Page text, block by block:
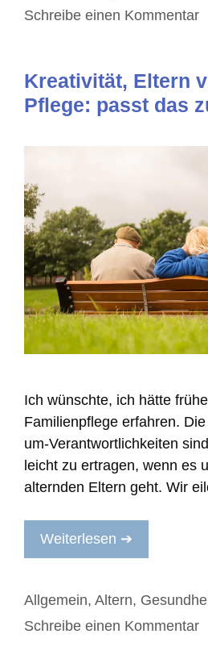
Schreibe einen Kommentar
Kreativität, Eltern
Pflege: passt das
Ich wünschte, ich hätte
Familienpflege erfahren.
um-Verantwortlichkeiten
leicht zu ertragen, wenn es
alternden Eltern geht. Wir
Weiterlesen ➔
Kategorien
Allgemein, Altern,
Schreibe einen Kommentar